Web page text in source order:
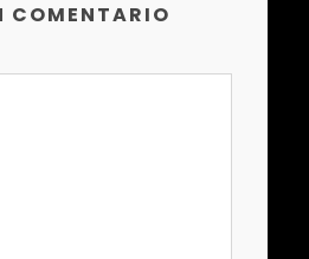
COMENTARIO